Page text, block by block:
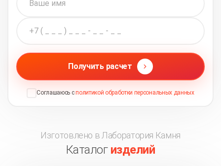
Получить расчет
Соглашаюсь сполитикой обработки персональных данных
Изготовлено в Лаборатория Камня
Каталог изделий